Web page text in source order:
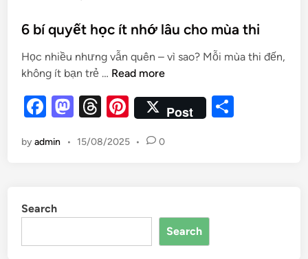
6 bí quyết học ít nhớ lâu cho mùa thi
Học nhiều nhưng vẫn quên – vì sao? Mỗi mùa thi đến,
không ít bạn trẻ … Read more
F
c
o
o
M
to
n
T
e
s
Pi
er
Post
byadmin • 15/08/2025 • 0
Search
Search